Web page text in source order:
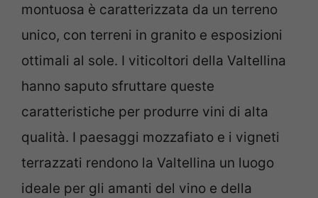
montuosa è caratterizzata da un terreno
unico, con terreni in granito e esposizioni
ottimali al sole. I viticoltori della Valtellina
hanno saputo sfruttare queste
caratteristiche per produrre vini di alta
qualità. I paesaggi mozzafiato e i vigneti
terrazzati rendono la Valtellina un luogo
ideale per gli amanti del vino e della